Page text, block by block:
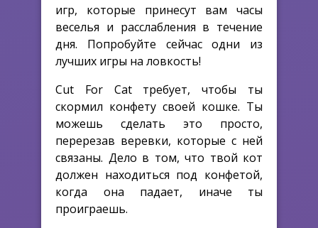
игр, которые принесут вам часы
веселья и расслабления в течение
дня. Попробуйте сейчас одни из
лучших игры на ловкость!
Cut For Cat требует, чтобы ты
скормил конфету своей кошке. Ты
можешь сделать это просто,
перерезав веревки, которые с ней
связаны. Дело в том, что твой кот
должен находиться под конфетой,
когда она падает, иначе ты
проиграешь.